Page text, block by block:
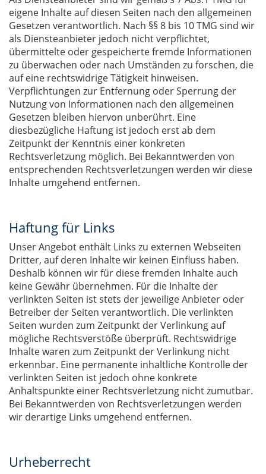
eigene Inhalte auf diesen Seiten nach den allgemeinen
Gesetzen verantwortlich. Nach §§ 8 bis 10 TMG sind wir
als Diensteanbieter jedoch nicht verpflichtet,
übermittelte oder gespeicherte fremde Informationen
zu überwachen oder nach Umständen zu forschen, die
auf eine rechtswidrige Tätigkeit hinweisen.
Verpflichtungen zur Entfernung oder Sperrung der
Nutzung von Informationen nach den allgemeinen
Gesetzen bleiben hiervon unberührt. Eine
diesbezügliche Haftung ist jedoch erst ab dem
Zeitpunkt der Kenntnis einer konkreten
Rechtsverletzung möglich. Bei Bekanntwerden von
entsprechenden Rechtsverletzungen werden wir diese
Inhalte umgehend entfernen.
Haftung für Links
Unser Angebot enthält Links zu externen Webseiten
Dritter, auf deren Inhalte wir keinen Einfluss haben.
Deshalb können wir für diese fremden Inhalte auch
keine Gewähr übernehmen. Für die Inhalte der
verlinkten Seiten ist stets der jeweilige Anbieter oder
Betreiber der Seiten verantwortlich. Die verlinkten
Seiten wurden zum Zeitpunkt der Verlinkung auf
mögliche Rechtsverstöße überprüft. Rechtswidrige
Inhalte waren zum Zeitpunkt der Verlinkung nicht
erkennbar. Eine permanente inhaltliche Kontrolle der
verlinkten Seiten ist jedoch ohne konkrete
Anhaltspunkte einer Rechtsverletzung nicht zumutbar.
Bei Bekanntwerden von Rechtsverletzungen werden
wir derartige Links umgehend entfernen.
Urheberrecht